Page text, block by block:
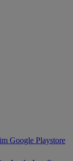
Google Playstore